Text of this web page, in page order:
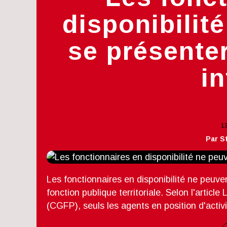
se
Par
Les fonctionnaires en disponibilité ne
fonction publique territoriale. Selon l'article
(CGFP), seuls les agents en position